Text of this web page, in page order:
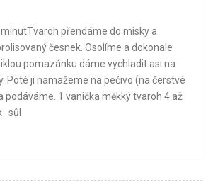
minutTvaroh přendáme do misky a
česnek. Osolíme a dokonale
pomazánku dáme vychladit asi na
Poté ji namažeme na pečivo (na čerstvé
podáváme. 1 vanička měkký tvaroh 4 až
sůl